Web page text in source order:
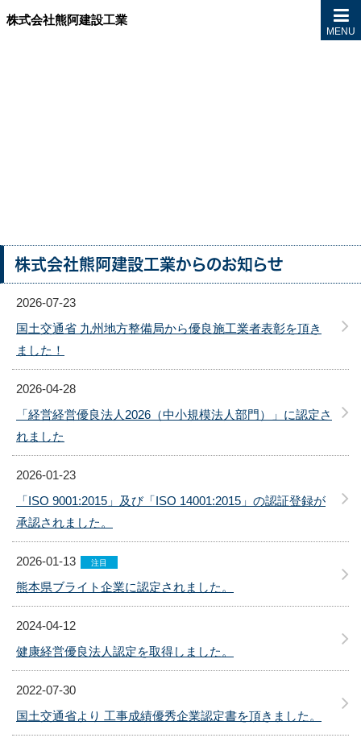
株式会社熊阿建設工業
MENU
株式会社熊阿建設工業からのお知らせ
2026-07-23
国土交通省 九州地方整備局から優良施工業者表彰を頂き
ました！
2026-04-28
「経営経営優良法人2026（中小規模法人部門）」に認定さ
れました
2026-01-23
「ISO 9001:2015」及び「ISO 14001:2015」の認証登録が
承認されました。
2026-01-13 注目
熊本県ブライト企業に認定されました。
2024-04-12
健康経営優良法人認定を取得しました。
2022-07-30
国土交通省より 工事成績優秀企業認定書を頂きました。